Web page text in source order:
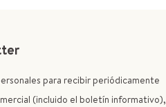
para recibir periódicamente
(incluido el boletín informativo),